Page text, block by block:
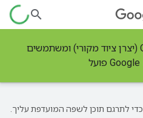
מקום שבו מפתחים, יצרני OEM (יצרן ציוד מקורי) ומשתמשים
‫Google משתמשת בטכנולוגיית AI כדי לתרגם תוכן לשפה המועדפת עליך.